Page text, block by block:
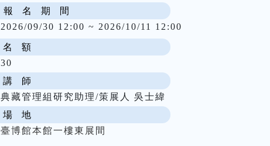
報 名 期 間
2026/09/30 12:00 ~ 2026/10/11 12:00
名 額
30
講 師
典藏管理組研究助理/策展人 吳士緯
場 地
臺博館本館一樓東展間